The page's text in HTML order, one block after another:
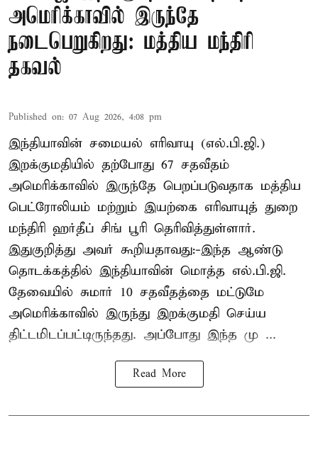
அமெரிக்காவில் இருந்தே
நடைபெறுகிறது: மத்திய மந்திரி
தகவல்
Published on: 07 Aug 2026, 4:08 pm
இந்தியாவின் சமையல் எரிவாயு (எல்.பி.ஜி.)
இறக்குமதியில் தற்போது 67 சதவீதம்
அமெரிக்காவில் இருந்தே பெறப்படுவதாக மத்திய
பெட்ரோலியம் மற்றும் இயற்கை எரிவாயுத் துறை
மந்திரி ஹர்தீப் சிங் பூரி தெரிவித்துள்ளார்.
இதுகுறித்து அவர் கூறியதாவது:-இந்த ஆண்டு
தொடக்கத்தில் இந்தியாவின் மொத்த எல்.பி.ஜி.
தேவையில் சுமார் 10 சதவீதத்தை மட்டுமே
அமெரிக்காவில் இருந்து இறக்குமதி செய்ய
திட்டமிடப்பட்டிருந்தது. அப்போது இந்த மு ...
Read More